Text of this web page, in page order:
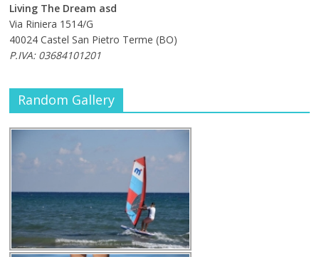
Living The Dream asd
Via Riniera 1514/G
40024 Castel San Pietro Terme (BO)
P.IVA: 03684101201
Random Gallery